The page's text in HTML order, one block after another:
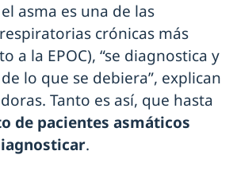
asma es una de las
crónicas más
a la EPOC), “se diagnostica y
lo que se debiera”, explican
Tanto es así, que hasta
de pacientes asmáticos
.